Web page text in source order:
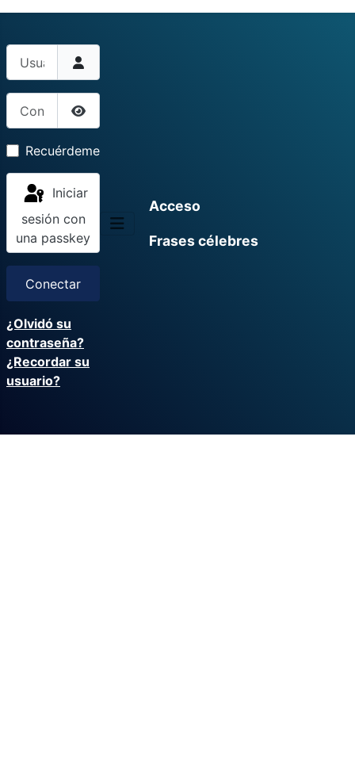
Mostrar contraseña
Recuérdeme
sesión con
una passkey
Conectar
¿Olvidó su
contraseña?
¿Recordar su
usuario?
Acceso
Frases célebres